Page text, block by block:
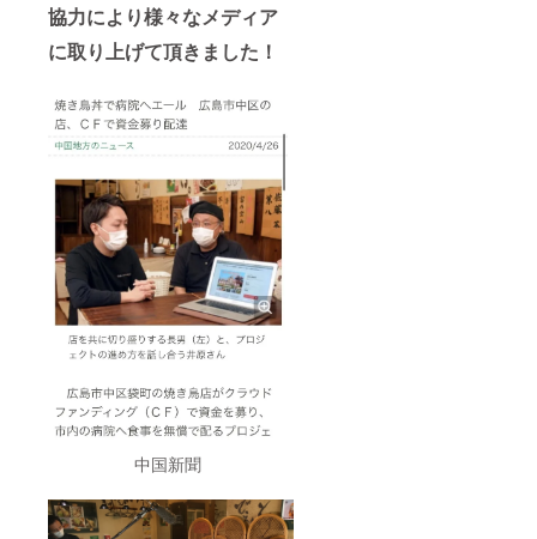
協力により様々なメディア
に取り上げて頂きました！
中国新聞